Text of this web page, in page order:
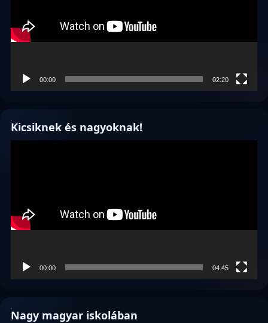
00:00 02:20
Kicsiknek és nagyoknak!
00:00 04:45
Nagy magyar iskolában